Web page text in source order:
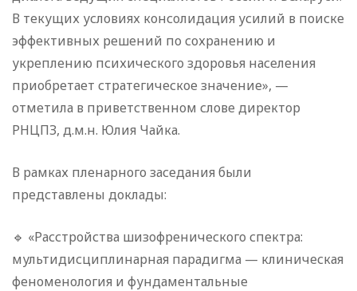
В текущих условиях консолидация усилий в поиске
эффективных решений по сохранению и
укреплению психического здоровья населения
приобретает стратегическое значение», —
отметила в приветственном слове директор
РНЦПЗ, д.м.н. Юлия Чайка.
В рамках пленарного заседания были
представлены доклады:
🔹 «Расстройства шизофренического спектра:
мультидисциплинарная парадигма — клиническая
феноменология и фундаментальные